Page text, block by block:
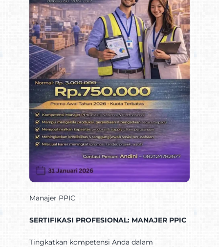
Manajer PPIC
SERTIFIKASI PROFESIONAL: MANAJER PPIC
Tingkatkan kompetensi Anda dalam